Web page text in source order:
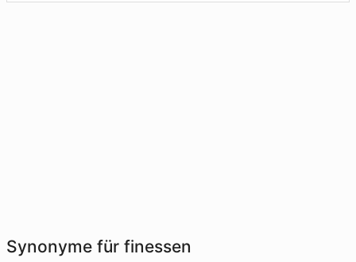
Synonyme für finessen